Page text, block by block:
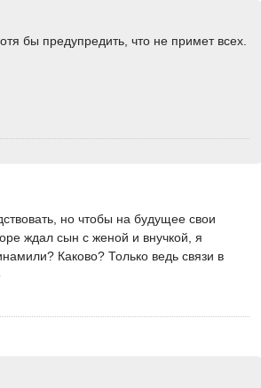
бы предупредить, что не примет всех.
но чтобы на будущее свои
ждал сын с женой и внучкой, я
Каково? Только ведь связи в